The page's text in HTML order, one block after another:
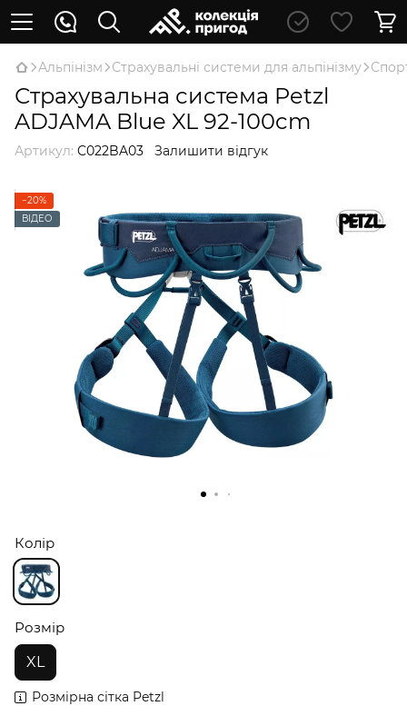
Альпінізм Страхувальні системи для альпінізму
Страхувальна система Petzl
ADJAMA Blue XL 92-100cm
Артикул: C022BA03 Залишити відгук
−20%
ВІДЕО
Колір
Розмір
XL
Розмірна сітка Petzl